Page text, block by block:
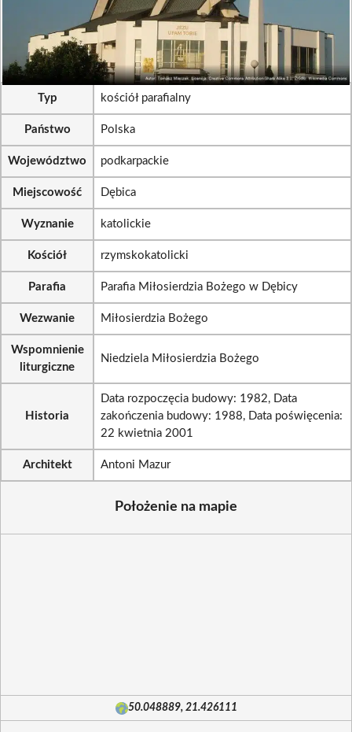
Typ kościół parafialny
Państwo Polska
Województwo podkarpackie
Miejscowość Dębica
Wyznanie katolickie
Kościół rzymskokatolicki
Parafia Parafia Miłosierdzia Bożego w Dębicy
Wezwanie Miłosierdzia Bożego
Wspomnienie
liturgiczne
Niedziela Miłosierdzia Bożego
Historia
Data rozpoczęcia budowy: 1982, Data
zakończenia budowy: 1988, Data poświęcenia:
22 kwietnia 2001
Architekt Antoni Mazur
Położenie na mapie
50.048889, 21.426111